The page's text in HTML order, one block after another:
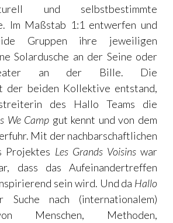
und selbstbestimmte
Im Maßstab 1:1 entwerfen und
Gruppen ihre jeweiligen
Solardusche an der Seine oder
an der Bille. Die
der beiden Kollektive entstand,
des Hallo Teams die
We Camp gut kennt und von dem
Mit der nachbarschaftlichen
Projektes Les Grands Voisinswar
dass das Aufeinandertreffen
sein wird. Und da Hallo
nach (internationalem)
Menschen, Methoden,